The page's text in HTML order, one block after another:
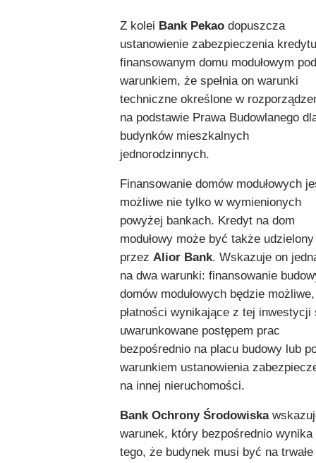
Z kolei Bank Pekao dopuszcza
ustanowienie zabezpieczenia
finansowanym domu modułowym pod
warunkiem, że spełnia on warunki
techniczne określone w
na podstawie Prawa Budowlanego
budynków mieszkalnych
jednorodzinnych.
Finansowanie domów modułowych
możliwe nie tylko w wymienionych
powyżej bankach. Kredyt na dom
modułowy może być także udzielony
przez Alior Bank. Wskazuje on
na dwa warunki: finansowanie
domów modułowych będzie
płatności wynikające z tej inwestycji
uwarunkowane postępem prac
bezpośrednio na placu budowy lub
warunkiem ustanowienia
na innej nieruchomości.
Bank Ochrony Środowiska
warunek, który bezpośrednio wynika
tego, że budynek musi być na trwałe